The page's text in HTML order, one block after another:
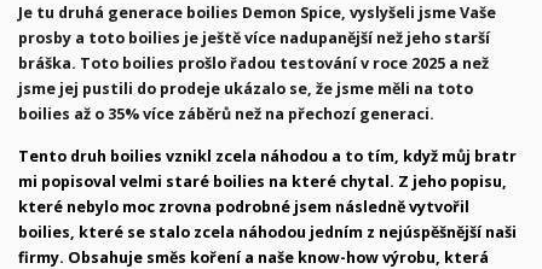
Je tu druhá generace boilies Demon Spice, vyslyšeli jsme Vaše
prosby a toto boilies je ještě více nadupanější než jeho starší
bráška. Toto boilies prošlo řadou testování v roce 2025 a než
jsme jej pustili do prodeje ukázalo se, že jsme měli na toto
boilies až o 35% více záběrů než na přechozí generaci.
Tento druh boilies vznikl zcela náhodou a to tím, když můj bratr
mi popisoval velmi staré boilies na které chytal. Z jeho popisu,
které nebylo moc zrovna podrobné jsem následně vytvořil
boilies, které se stalo zcela náhodou jedním z nejúspěšnější naši
firmy. Obsahuje směs koření a naše know-how výrobu, která